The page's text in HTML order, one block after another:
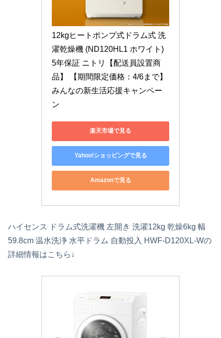
12kgヒートポンプ式ドラム式 洗
濯乾燥機 (ND120HL1 ホワイト)
5年保証 ニトリ【配送員設置商
品】 【期間限定価格：4/6まで】
みんなの新生活応援キャンペー
ン
楽天市場で見る
Yahoo!ショッピングで見る
Amazonで見る
ハイセンス ドラム式洗濯機 左開き 洗濯12kg 乾燥6kg 幅
59.8cm 温水洗浄 水平ドラム 自動投入 HWF-D120XL-Wの
詳細情報はこちら↓